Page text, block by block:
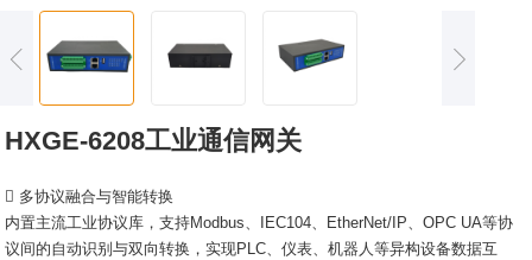
HXGE-6208工业通信网关
 多协议融合与智能转换
内置主流工业协议库，支持Modbus、IEC104、EtherNet/IP、OPC UA等协
议间的自动识别与双向转换，实现PLC、仪表、机器人等异构设备数据互